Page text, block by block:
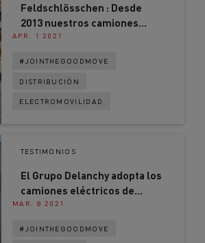
Feldschlösschen : Desde
2013 nuestros camiones
eléctricos nos dan una
APR. 1 2021
#JOINTHEGOODMOVE
DISTRIBUCIÓN
ELECTROMOVILIDAD
TESTIMONIOS
El Grupo Delanchy adopta los
camiones eléctricos de
Renault Trucks
MAR. 8 2021
#JOINTHEGOODMOVE